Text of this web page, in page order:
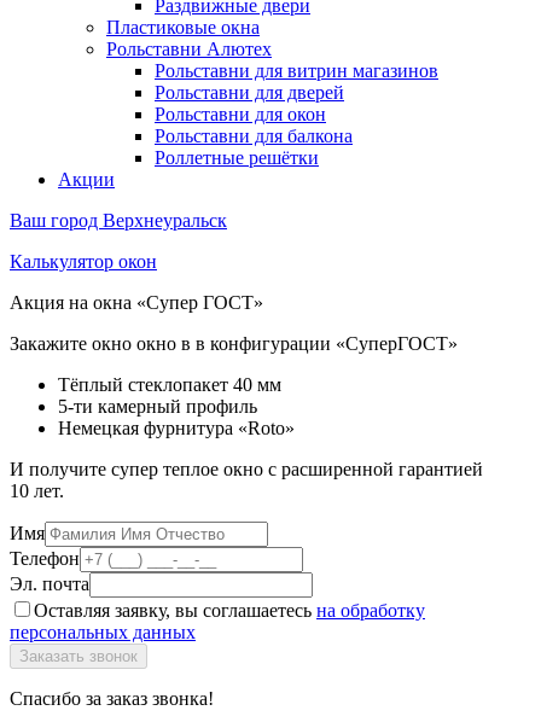
Раздвижные двери
Пластиковые окна
Рольставни Алютех
Рольставни для витрин магазинов
Рольставни для дверей
Рольставни для окон
Рольставни для балкона
Роллетные решётки
Акции
Ваш город Верхнеуральск
Калькулятор окон
Акция на окна «Супер ГОСТ»
Закажите окно окно в в конфигурации «СуперГОСТ»
Тёплый стеклопакет 40 мм
5-ти камерный профиль
Немецкая фурнитура «Roto»
И получите супер теплое окно с расширенной гарантией
10 лет.
Имя
Телефон
Эл. почта
Оставляя заявку, вы соглашаетесь на обработку
персональных данных
Спасибо за заказ звонка!